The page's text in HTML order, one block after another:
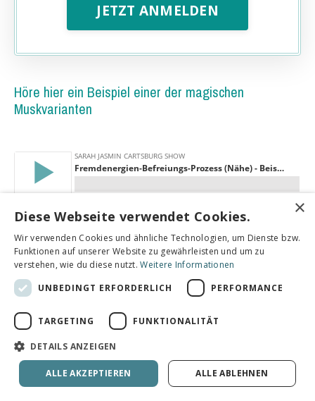
JETZT ANMELDEN
Höre hier ein Beispiel einer der magischen
Muskvarianten
Ein kurzer Eindruck von dem Retreat, wo
dieser magische Prozess entstanden ist
×
Diese Webseite verwendet Cookies.
Wir verwenden Cookies und ähnliche Technologien, um Dienste bzw.
Funktionen auf unserer Website zu gewährleisten und um zu
verstehen, wie du diese nutzt.Weitere Informationen
UNBEDINGT ERFORDERLICH
PERFORMANCE
TARGETING FUNKTIONALITÄT
DETAILS ANZEIGEN
ALLE AKZEPTIEREN ALLE ABLEHNEN